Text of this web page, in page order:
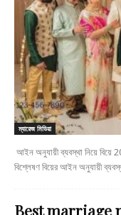
ম্যারেজ মিডিয়া
আইন অনুযায়ী ব্যবস্থা নিয়ে বিয়ে
বিশ্লেষণ বিয়ের আইন অনুযায়ী
Best marriage